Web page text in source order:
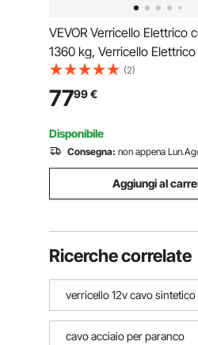
VEVOR Verricello Elettrico
1360 kg, Verricello
per ATV/UTV Fuoristrada
Acciaio Ø 5 mm x 12 m,
Cablato, Impermeabile IP55
Recupero Stradale
(2)
7799€
Disponibile
Consegna: non appena
Aggiungi al
Ricerche correlate
verricello 12v cavo sintetico
cavo acciaio per paranco